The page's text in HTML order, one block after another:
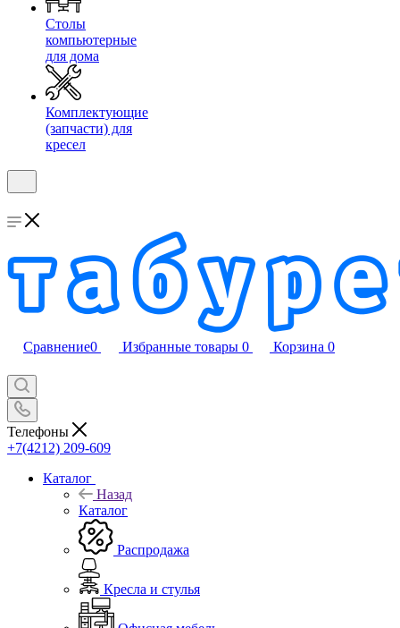
Столы
компьютерные
для дома
Комплектующие
(запчасти) для
кресел
Сравнение0 Избранные товары 0 Корзина 0
Телефоны
+7(4212) 209-609
Каталог
Назад
Каталог
Распродажа
Кресла и стулья